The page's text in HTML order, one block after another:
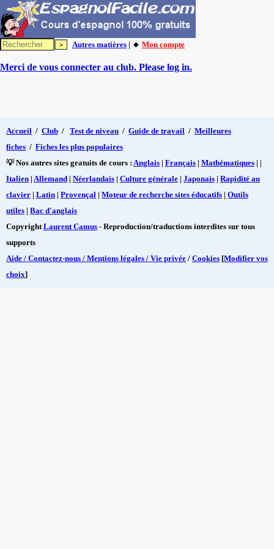
Autres matières | 🔸 Mon compte
Merci de vous connecter au club. Please log in.
Accueil / Club / Test de niveau / Guide de travail / Meilleures
fiches / Fiches les plus populaires
💡 Nos autres sites gratuits de cours : Anglais | Français | Mathématiques | |
Italien | Allemand | Néerlandais | Culture générale | Japonais | Rapidité au
clavier | Latin | Provençal | Moteur de recherche sites éducatifs | Outils
utiles | Bac d'anglais
CopyrightLaurent Camus - Reproduction/traductions interdites sur tous
supports
Aide / Contactez-nous / Mentions légales / Vie privée / Cookies [Modifier vos
choix]